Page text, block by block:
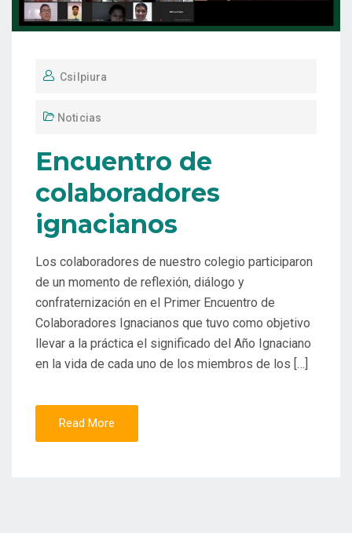
Csilpiura
Noticias
Encuentro de
colaboradores
ignacianos
Los colaboradores de nuestro colegio participaron
de un momento de reflexión, diálogo y
confraternización en el Primer Encuentro de
Colaboradores Ignacianos que tuvo como objetivo
llevar a la práctica el significado del Año Ignaciano
en la vida de cada uno de los miembros de los […]
Read More